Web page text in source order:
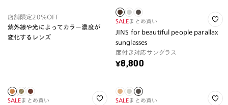
店舗限定20%OFF
紫外線や光によってカラー濃度が
変化するレンズ
SALEまとめ買い
JINS for beautiful people parallax
sunglasses
度付き対応サングラス
¥8,800
SALEまとめ買い SALEまとめ買い